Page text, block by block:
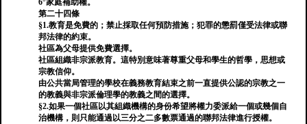
6°家庭補助權。
第二十四條
§1.教育是免費的；禁止採取任何預防措施；犯罪的懲罰僅受法律或聯
邦法律的約束。
社區為父母提供免費選擇。
社區組織非宗派教育。這特別意味著尊重父母和學生的哲學，思想或
宗教信仰。
由公共當局管理的學校在義務教育結束之前一直提供公認的宗教之一
的教義與非宗派倫理學的教義之間的選擇。
§2.如果一個社區以其組織機構的身份希望將權力委派給一個或幾個自
治機構，則只能通過以三分之二多數票通過的聯邦法律進行授權。